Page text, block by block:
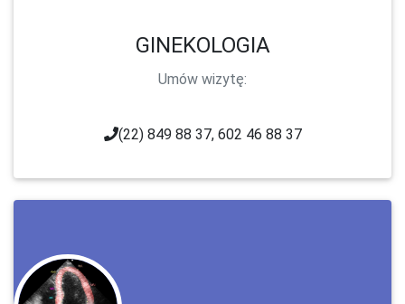
GINEKOLOGIA
Umów wizytę:
(22) 849 88 37, 602 46 88 37